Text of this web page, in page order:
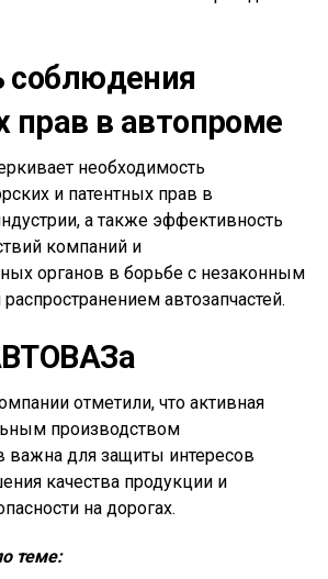
соблюдения
прав в автопроме
необходимость
и патентных прав в
а также эффективность
компаний и
органов в борьбе с незаконным
автозапчастей.
отметили, что активная
производством
важна для защиты интересов
качества продукции и
на дорогах.
теме: